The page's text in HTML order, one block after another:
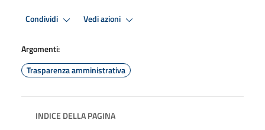
Condividi Vedi azioni
Argomenti:
Trasparenza amministrativa
INDICE DELLA PAGINA